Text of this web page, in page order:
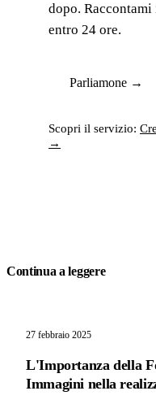
dopo.
entro 24 ore.
Parliamone →
Scopri il servizio:
→
Continua a leggere
27 febbraio 2025
L'Importanza della
Immagini nella